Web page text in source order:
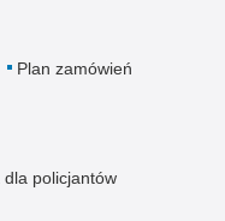
Plan zamówień
dla policjantów